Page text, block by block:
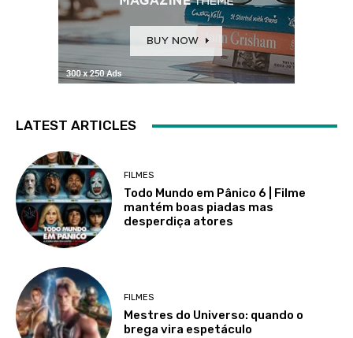
LATEST ARTICLES
FILMES
Todo Mundo em Pânico 6 | Filme
mantém boas piadas mas
desperdiça atores
FILMES
Mestres do Universo: quando o
brega vira espetáculo